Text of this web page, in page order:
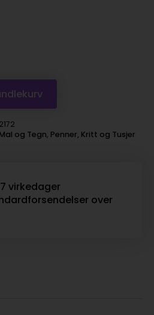
Mal og Tegn, Penner, Kritt og Tusjer
virkedager
over